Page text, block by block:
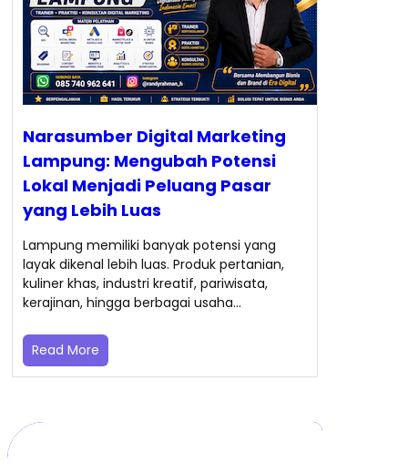
Narasumber Digital Marketing
Lampung: Mengubah Potensi
Lokal Menjadi Peluang Pasar
yang Lebih Luas
Lampung memiliki banyak potensi yang
layak dikenal lebih luas. Produk pertanian,
kuliner khas, industri kreatif, pariwisata,
kerajinan, hingga berbagai usaha…
Read More